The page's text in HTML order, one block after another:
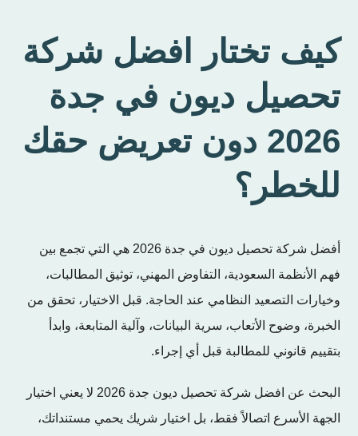
كيف تختار افضل شركة
تحصيل ديون في جدة
2026 دون تعريض حقك
للخطر؟
أفضل شركة تحصيل ديون في جدة 2026 هي التي تجمع بين
فهم الأنظمة السعودية، التفاوض المهني، توثيق المطالبات،
وخيارات التصعيد النظامي عند الحاجة. قبل الاختيار، تحقق من
الخبرة، وضوح الأتعاب، سرية البيانات، وآلية المتابعة، وابدأ
بتقييم قانوني للمطالبة قبل أي إجراء.
البحث عن افضل شركة تحصيل ديون جدة 2026 لا يعني اختيار
الجهة الأسرع اتصالاً فقط، بل اختيار شريك يحمي مستنداتك،